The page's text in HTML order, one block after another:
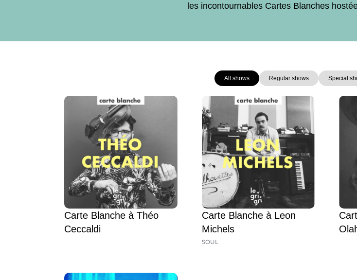
les incontournables Cartes Blanches
All shows Regular shows Special
Carte Blanche à Théo
Ceccaldi
Carte Blanche à Leon
Michels
SOUL
Page Page